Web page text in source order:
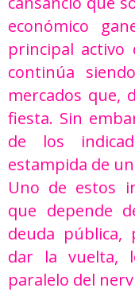
económico
principal activo
continúa
mercados que,
fiesta. Sin
de los
estampida de
Uno de estos
que depende
deuda pública,
dar la vuelta,
paralelo del